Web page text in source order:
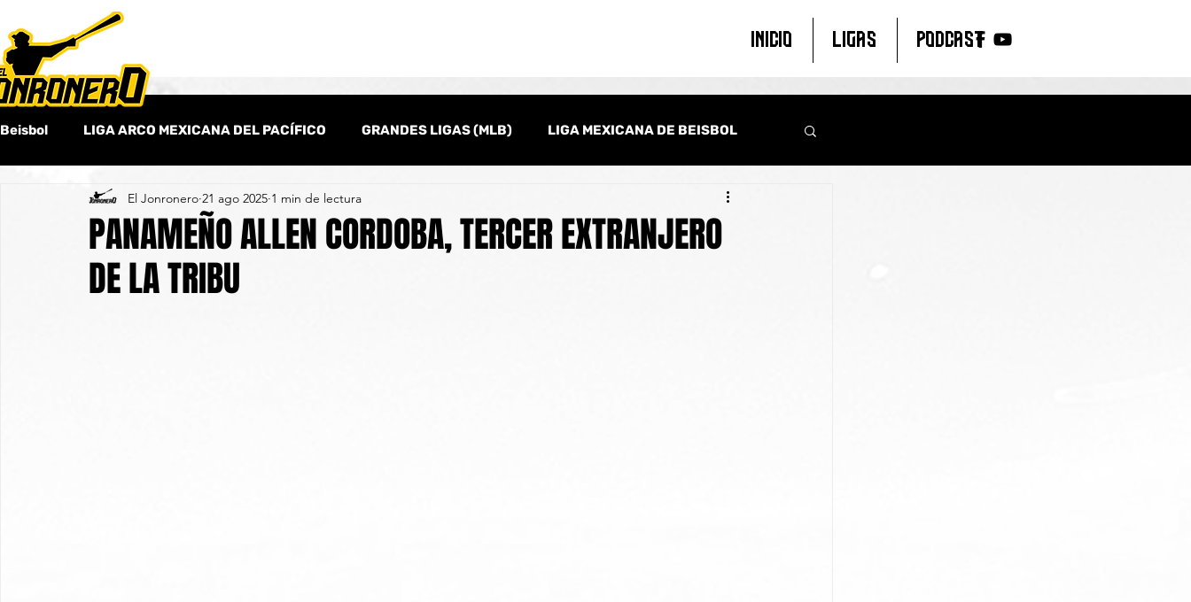
INICIO LIGAS PODCAST
Beisbol LIGA ARCO MEXICANA DEL PACÍFICO GRANDES LIGAS (MLB) LIGA MEXICANA DE BEISBOL
Beisbol Amateur Columnas Beisbol Internacional Clásico Mundial de Beisbol
PANAMEÑO ALLEN CORDOBA, TERCER EXTRANJERO
DE LA TRIBU
El Jonronero 21 ago 2025 1 min de lectura